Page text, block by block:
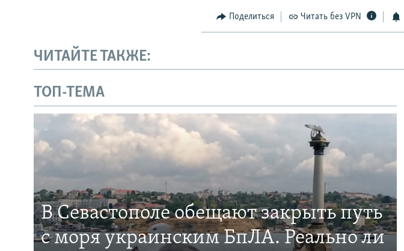
Поделиться Читать без VPN
ЧИТАЙТЕ ТАКЖЕ:
ТОП-ТЕМА
В Севастополе обещают закрыть путь
с моря украинским БпЛА. Реально ли